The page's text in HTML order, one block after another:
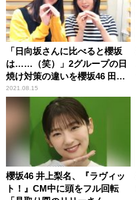
「日向坂さんに比べると櫻坂
は……（笑）」2グループの日
焼け対策の違いを櫻坂46 田村
保乃＆尾関梨香が振り返る
2021.08.15
櫻坂46 井上梨名、『ラヴィッ
ト！』CM中に頭をフル回転